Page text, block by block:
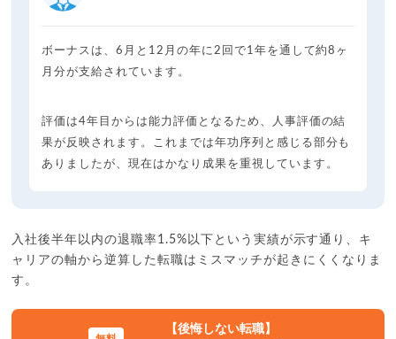
ボーナスは、6月と12月の年に2回で1年を通して約8ヶ
月分が支給されています。
評価は4年目からは能力評価となるため、人事評価の結
果が反映されます。これまでは年功序列と感じる部分も
ありましたが、現在はかなり成果を重視しています。
入社後半年以内の退職率1.5%以下という実績が示す通り、キ
ャリアの軸から逆算した転職はミスマッチが起きにくくなりま
す。
【後悔しない転職】